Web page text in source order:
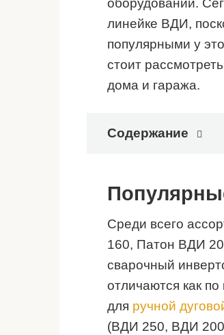
оборудовании.
линейке ВДИ,
популярными у
стоит
дома и гаража.
Содержание
Среди всего
160, Патон ВДИ
сварочный
отличаются как
для ручной
(ВДИ 250, ВДИ